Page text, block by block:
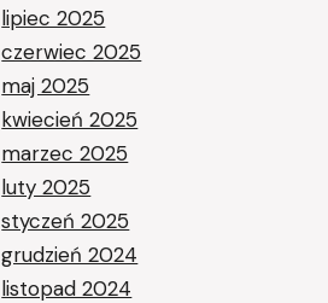
lipiec 2025
czerwiec 2025
maj 2025
kwiecień 2025
marzec 2025
luty 2025
styczeń 2025
grudzień 2024
listopad 2024